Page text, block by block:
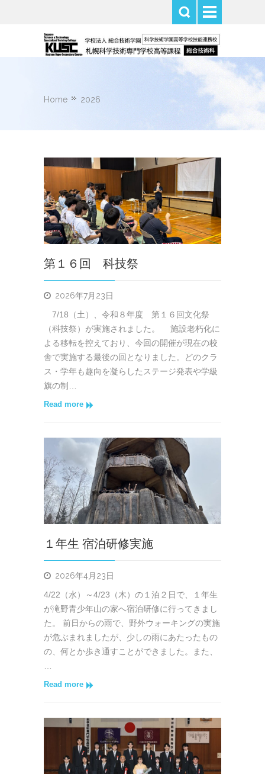
Home 2026
第１６回 科技祭
2026年7月23日
7/18（土）、令和８年度 第１６回文化祭
（科技祭）が実施されました。 施設老朽化に
よる移転を控えており、今回の開催が現在の校
舎で実施する最後の回となりました。どのクラ
ス・学年も趣向を凝らしたステージ発表や学級
旗の制…
Read more
１年生 宿泊研修実施
2026年4月23日
4/22（水）～4/23（木）の１泊２日で、１年生
が滝野青少年山の家へ宿泊研修に行ってきまし
た。 前日からの雨で、野外ウォーキングの実施
が危ぶまれましたが、少しの雨にあたったもの
の、何とか歩き通すことができました。また、
…
Read more